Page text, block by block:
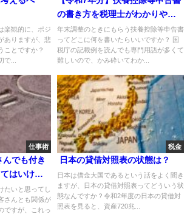
楽観的に、ポジ
ありますが、悲
ことですか？
...
の書き方を税理士がわかりやす
く解説！
年末調整のときにもらう扶養控除等申告書
ってどこに何を書いたらいいですか？ 国
税庁の記載例を読んでも専門用語が多くて
難しいので、かみ砕いてわか...
仕事術
んでも付き
はいけな
ートの区
たいと思ってし
さんとも関係が
ですが、これっ
税金
日本の貸借対照表の状態は？
日本は借金大国であるという話をよく聞き
ますが、日本の貸借対照表ってどういう状
態なんですか？令和2年度の日本の貸借対
照表を見ると、資産720兆...